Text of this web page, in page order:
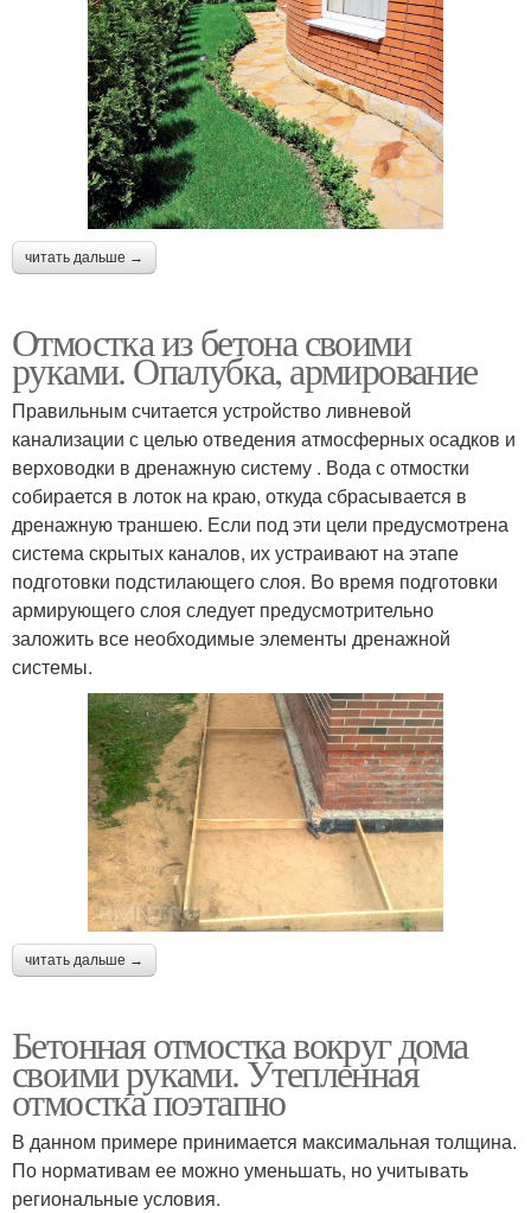
читать дальше →
Отмостка из бетона своими
руками. Опалубка, армирование
Правильным считается устройство ливневой
канализации с целью отведения атмосферных осадков и
верховодки в дренажную систему . Вода с отмостки
собирается в лоток на краю, откуда сбрасывается в
дренажную траншею. Если под эти цели предусмотрена
система скрытых каналов, их устраивают на этапе
подготовки подстилающего слоя. Во время подготовки
армирующего слоя следует предусмотрительно
заложить все необходимые элементы дренажной
системы.
читать дальше →
Бетонная отмостка вокруг дома
своими руками. Утепленная
отмостка поэтапно
В данном примере принимается максимальная толщина.
По нормативам ее можно уменьшать, но учитывать
региональные условия.